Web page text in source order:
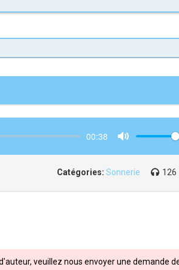
00:38
Catégories: Sonnerie 126
veuillez nous envoyer une demande